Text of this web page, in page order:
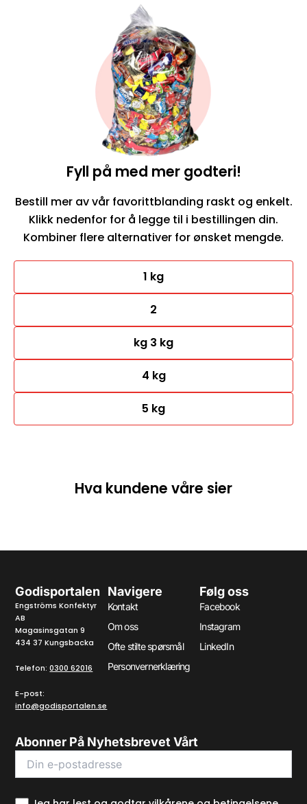
Fyll på med mer godteri!
Bestill mer av vår favorittblanding raskt og enkelt.
Klikk nedenfor for å legge til i bestillingen din.
Kombiner flere alternativer for ønsket mengde.
1 kg
2
kg 3 kg
4 kg
5 kg
Hva kundene våre sier
Godisportalen
Engströms Konfektyr
AB
Magasinsgatan 9
434 37 Kungsbacka
Telefon:0300 62016
E-post:
info@godisportalen.se
Navigere
Kontakt
Om oss
Ofte stilte spørsmål
Personvernerklæring
Følg oss
Facebook
Instagram
LinkedIn
Abonner På Nyhetsbrevet Vårt